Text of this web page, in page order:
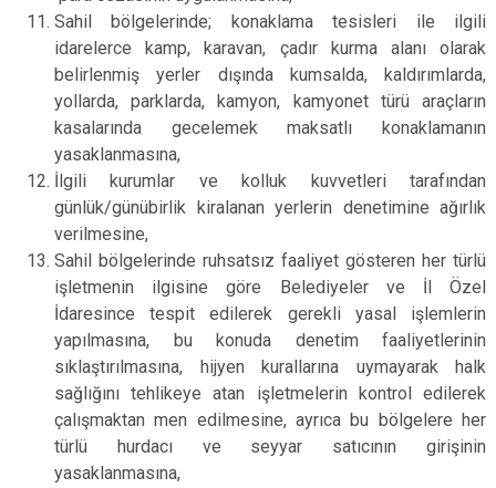
Sahil bölgelerinde; konaklama tesisleri ile ilgili
idarelerce kamp, karavan, çadır kurma alanı olarak
belirlenmiş yerler dışında kumsalda, kaldırımlarda,
yollarda, parklarda, kamyon, kamyonet türü araçların
kasalarında gecelemek maksatlı konaklamanın
yasaklanmasına,
İlgili kurumlar ve kolluk kuvvetleri tarafından
günlük/günübirlik kiralanan yerlerin denetimine ağırlık
verilmesine,
Sahil bölgelerinde ruhsatsız faaliyet gösteren her türlü
işletmenin ilgisine göre Belediyeler ve İl Özel
İdaresince tespit edilerek gerekli yasal işlemlerin
yapılmasına, bu konuda denetim faaliyetlerinin
sıklaştırılmasına, hijyen kurallarına uymayarak halk
sağlığını tehlikeye atan işletmelerin kontrol edilerek
çalışmaktan men edilmesine, ayrıca bu bölgelere her
türlü hurdacı ve seyyar satıcının girişinin
yasaklanmasına,